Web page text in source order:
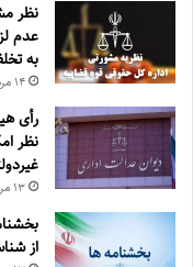
نظر
عدم
به
۱۴ مرداد‌ماه ۱۴۰۵
رأی
نظر
۱۳ مرداد‌ماه ۱۴۰۵
از